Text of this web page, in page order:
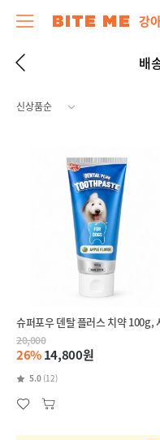
강
배
슈퍼포우 덴탈 플러스 치약 100g,
20,000
26%14,800원
5.0 (12)